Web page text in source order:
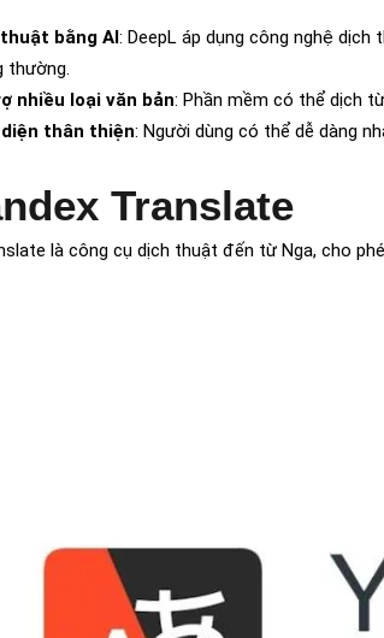
bằng AI: DeepL áp dụng công nghệ
thường.
nhiều loại văn bản: Phần mềm có thể dịch
diện thân thiện: Người dùng có thể dễ dàng
Translate
là công cụ dịch thuật đến từ Nga, cho